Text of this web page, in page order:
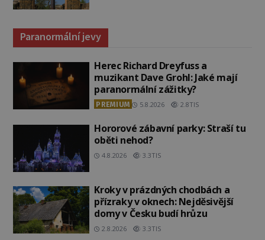
Paranormální jevy
Herec Richard Dreyfuss a
muzikant Dave Grohl: Jaké mají
paranormální zážitky?
PREMIUM 5.8.2026 2.8TIS
Hororové zábavní parky: Straší tu
oběti nehod?
4.8.2026 3.3TIS
Kroky v prázdných chodbách a
přízraky v oknech: Nejděsivější
domy v Česku budí hrůzu
2.8.2026 3.3TIS